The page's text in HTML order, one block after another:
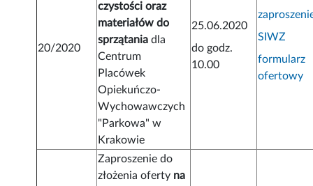
20/2020
czystości oraz
materiałów do
sprzątania dla
Centrum
Placówek
Opiekuńczo-
Wychowawczych
"Parkowa" w
Krakowie
25.06.2020
do godz.
10.00
SIWZ
formularz
ofertowy
Zaproszenie do
złożenia oferty na